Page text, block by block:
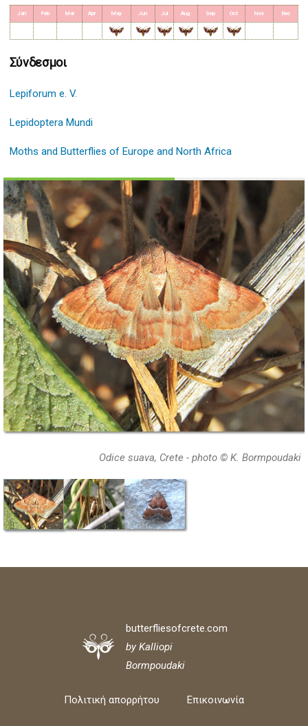
Jan Feb Mar Apr May Jun Jul Aug Sep Oct Nov Dec
Σύνδεσμοι
Lepiforum e. V.
Lepidoptera Mundi
Moths and Butterflies of Europe and North Africa
Odice suava, Crete - photo © K. Bormpoudaki
butterfliesofcrete.com
by Kalliopi
Bormpoudaki
Πολιτική απορρήτου Επικοινωνία